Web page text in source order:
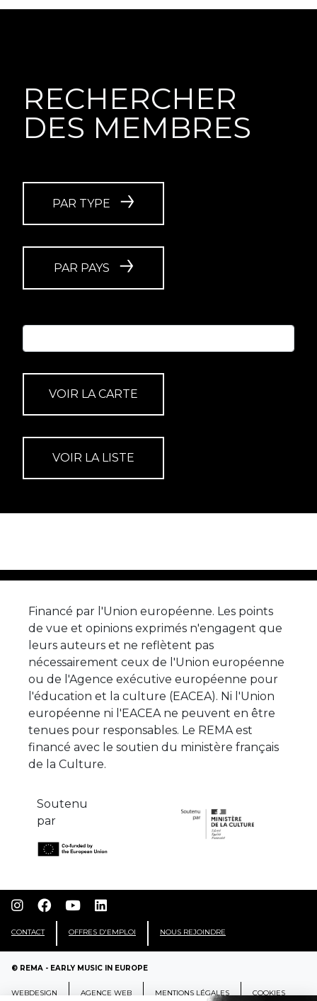
RECHERCHER
DES MEMBRES
PAR TYPE
PAR PAYS
Financé par l'Union européenne. Les points
de vue et opinions exprimés n'engagent que
leurs auteurs et ne reflètent pas
nécessairement ceux de l'Union européenne
ou de l'Agence exécutive européenne pour
l'éducation et la culture (EACEA). Ni l'Union
européenne ni l'EACEA ne peuvent en être
tenues pour responsables. Le REMA est
financé avec le soutien du ministère français
de la Culture.
Soutenu
par
CONTACT OFFRES D'EMPLOI NOUS REJOINDRE
© REMA - EARLY MUSIC IN EUROPE
WEBDESIGN AGENCE WEB MENTIONS LÉGALES COOKIES